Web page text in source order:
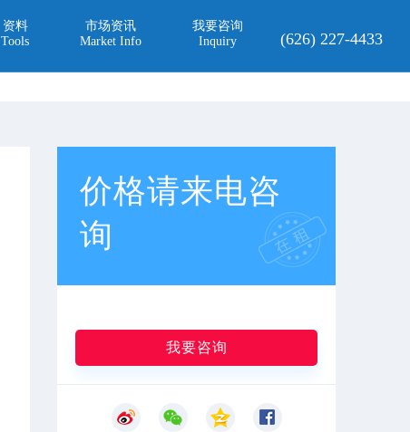
资料
Tools
市场资讯
Market Info
我要咨询
Inquiry
(626) 227-4433
价格请来电咨
询
我要咨询